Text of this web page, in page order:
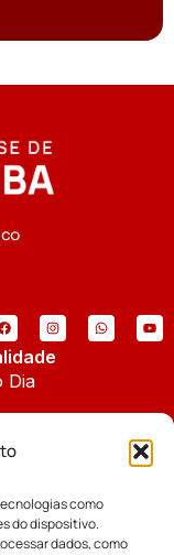
como
do dispositivo.
dados, como
Dia